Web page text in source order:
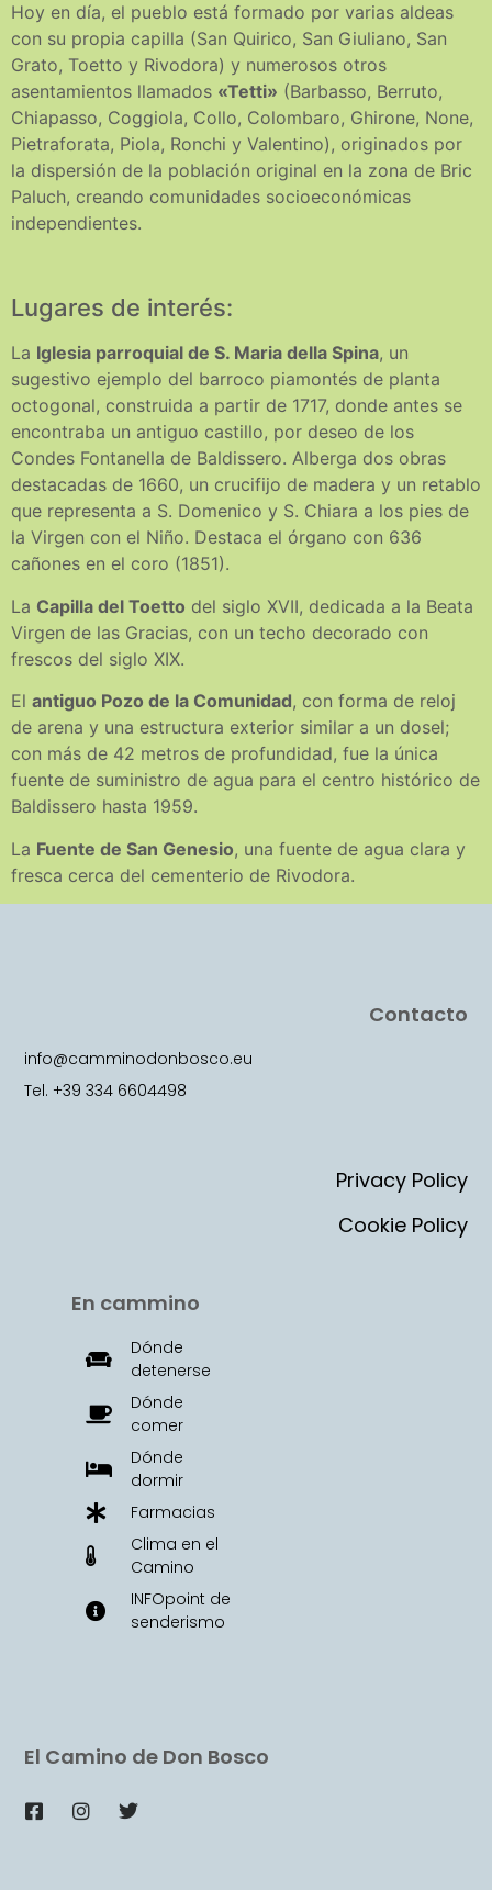
Hoy en día, el pueblo está formado por varias aldeas
con su propia capilla (San Quirico, San Giuliano, San
Grato, Toetto y Rivodora) y numerosos otros
asentamientos llamados «Tetti» (Barbasso, Berruto,
Chiapasso, Coggiola, Collo, Colombaro, Ghirone, None,
Pietraforata, Piola, Ronchi y Valentino), originados por
la dispersión de la población original en la zona de Bric
Paluch, creando comunidades socioeconómicas
independientes.
Lugares de interés:
La Iglesia parroquial de S. Maria della Spina, un
sugestivo ejemplo del barroco piamontés de planta
octogonal, construida a partir de 1717, donde antes se
encontraba un antiguo castillo, por deseo de los
Condes Fontanella de Baldissero. Alberga dos obras
destacadas de 1660, un crucifijo de madera y un retablo
que representa a S. Domenico y S. Chiara a los pies de
la Virgen con el Niño. Destaca el órgano con 636
cañones en el coro (1851).
La Capilla del Toetto del siglo XVII, dedicada a la Beata
Virgen de las Gracias, con un techo decorado con
frescos del siglo XIX.
El antiguo Pozo de la Comunidad, con forma de reloj
de arena y una estructura exterior similar a un dosel;
con más de 42 metros de profundidad, fue la única
fuente de suministro de agua para el centro histórico de
Baldissero hasta 1959.
La Fuente de San Genesio, una fuente de agua clara y
fresca cerca del cementerio de Rivodora.
El Camino de Don Bosco
En cammino
Dónde
detenerse
Dónde
comer
Dónde
dormir
Farmacias
Clima en el
Camino
INFOpoint de
senderismo
Contacto
info@camminodonbosco.eu
Tel. +39 334 6604498
Privacy Policy
Cookie Policy